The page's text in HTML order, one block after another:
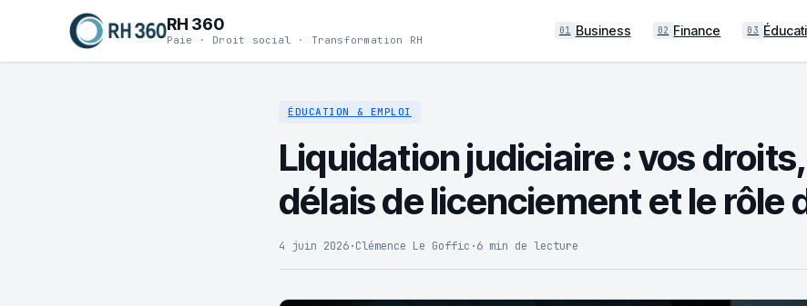
RH 360
Paie · Droit social · Transformation RH
01 Business 02 Finance 03
ÉDUCATION & EMPLOI
Liquidation judiciaire : vos
délais de licenciement et le rôle
4 juin 2026·Clémence Le Goffic ·6 min de lecture